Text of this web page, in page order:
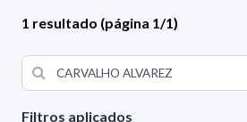
Filtros aplicados
1 resultado (página 1/1)